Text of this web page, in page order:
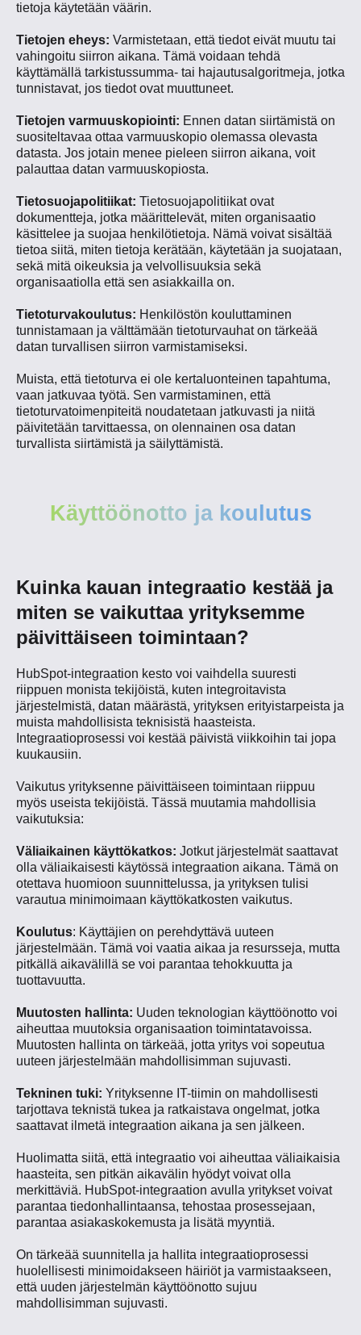
tietoja käytetään väärin.
Tietojen eheys: Varmistetaan, että tiedot eivät muutu tai
vahingoitu siirron aikana. Tämä voidaan tehdä
käyttämällä tarkistussumma- tai hajautusalgoritmeja, jotka
tunnistavat, jos tiedot ovat muuttuneet.
Tietojen varmuuskopiointi: Ennen datan siirtämistä on
suositeltavaa ottaa varmuuskopio olemassa olevasta
datasta. Jos jotain menee pieleen siirron aikana, voit
palauttaa datan varmuuskopiosta.
Tietosuojapolitiikat: Tietosuojapolitiikat ovat
dokumentteja, jotka määrittelevät, miten organisaatio
käsittelee ja suojaa henkilötietoja. Nämä voivat sisältää
tietoa siitä, miten tietoja kerätään, käytetään ja suojataan,
sekä mitä oikeuksia ja velvollisuuksia sekä
organisaatiolla että sen asiakkailla on.
Tietoturvakoulutus: Henkilöstön kouluttaminen
tunnistamaan ja välttämään tietoturvauhat on tärkeää
datan turvallisen siirron varmistamiseksi.
Muista, että tietoturva ei ole kertaluonteinen tapahtuma,
vaan jatkuvaa työtä. Sen varmistaminen, että
tietoturvatoimenpiteitä noudatetaan jatkuvasti ja niitä
päivitetään tarvittaessa, on olennainen osa datan
turvallista siirtämistä ja säilyttämistä.
Käyttöönotto ja koulutus
Kuinka kauan integraatio kestää ja
miten se vaikuttaa yrityksemme
päivittäiseen toimintaan?
HubSpot-integraation kesto voi vaihdella suuresti
riippuen monista tekijöistä, kuten integroitavista
järjestelmistä, datan määrästä, yrityksen erityistarpeista ja
muista mahdollisista teknisistä haasteista.
Integraatioprosessi voi kestää päivistä viikkoihin tai jopa
kuukausiin.
Vaikutus yrityksenne päivittäiseen toimintaan riippuu
myös useista tekijöistä. Tässä muutamia mahdollisia
vaikutuksia:
Väliaikainen käyttökatkos: Jotkut järjestelmät saattavat
olla väliaikaisesti käytössä integraation aikana. Tämä on
otettava huomioon suunnittelussa, ja yrityksen tulisi
varautua minimoimaan käyttökatkosten vaikutus.
Koulutus: Käyttäjien on perehdyttävä uuteen
järjestelmään. Tämä voi vaatia aikaa ja resursseja, mutta
pitkällä aikavälillä se voi parantaa tehokkuutta ja
tuottavuutta.
Muutosten hallinta: Uuden teknologian käyttöönotto voi
aiheuttaa muutoksia organisaation toimintatavoissa.
Muutosten hallinta on tärkeää, jotta yritys voi sopeutua
uuteen järjestelmään mahdollisimman sujuvasti.
Tekninen tuki: Yrityksenne IT-tiimin on mahdollisesti
tarjottava teknistä tukea ja ratkaistava ongelmat, jotka
saattavat ilmetä integraation aikana ja sen jälkeen.
Huolimatta siitä, että integraatio voi aiheuttaa väliaikaisia
haasteita, sen pitkän aikavälin hyödyt voivat olla
merkittäviä. HubSpot-integraation avulla yritykset voivat
parantaa tiedonhallintaansa, tehostaa prosessejaan,
parantaa asiakaskokemusta ja lisätä myyntiä.
On tärkeää suunnitella ja hallita integraatioprosessi
huolellisesti minimoidakseen häiriöt ja varmistaakseen,
että uuden järjestelmän käyttöönotto sujuu
mahdollisimman sujuvasti.